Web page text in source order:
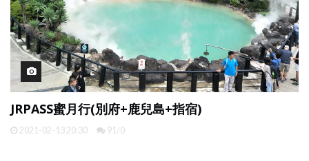
JRPASS蜜月行(別府+鹿兒島+指宿)
2021-02-13 20:30 91/0